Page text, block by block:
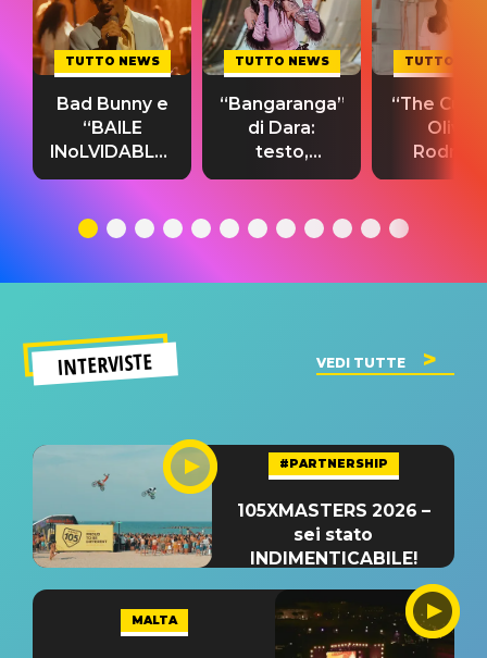
TUTTO NEWS
Bad Bunny e
“BAILE
INoLVIDABLE”:
testo,
significato
TUTTO NEWS
“Bangaranga”
di Dara:
testo,
traduzione e
del singolo
TUTTO
“The
Olivia
testo,
INTERVISTE VEDI TUTTE
#PARTNERSHIP
105XMASTERS 2026 –
sei stato
INDIMENTICABILE!
MALTA